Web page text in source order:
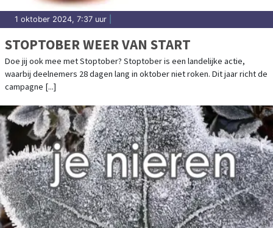
1 oktober 2024, 7:37 uur
STOPTOBER WEER VAN START
Doe jij ook mee met Stoptober? Stoptober is een landelijke actie,
waarbij deelnemers 28 dagen lang in oktober niet roken. Dit jaar richt de
campagne [...]